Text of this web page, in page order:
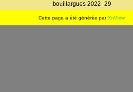
bouillargues 2022_29
Cette page a été générée parXnView.